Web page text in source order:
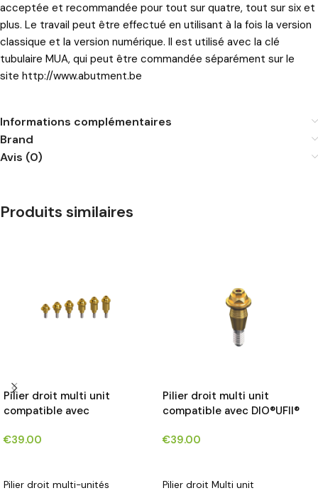
acceptée et recommandée pour tout sur quatre, tout sur six et
plus. Le travail peut être effectué en utilisant à la fois la version
classique et la version numérique. Il est utilisé avec la clé
tubulaire MUA, qui peut être commandée séparément sur le
site http://www.abutment.be
Informations complémentaires
Brand
Avis (0)
Produits similaires
Pilier droit multi unit
compatible avec
implants*
€39.00
Pilier droit multi-unités
Pilier droit multi unit
compatible avec DIO®UFII®
€39.00
Pilier droit Multi unit